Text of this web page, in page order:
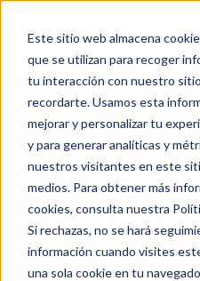
Este sitio web almacena
que se utilizan para recoger
tu interacción con nuestro
recordarte. Usamos esta
mejorar y personalizar tu
y para generar analíticas y
nuestros visitantes en este
medios. Para obtener más
cookies, consulta nuestra
Si rechazas, no se hará
información cuando visites
una sola cookie en tu
Compartimos
Compartimos